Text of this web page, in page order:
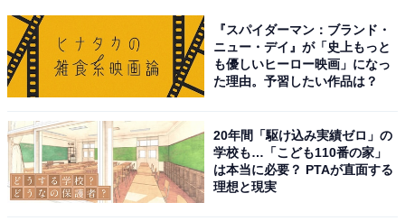
『スパイダーマン：ブランド・
ニュー・デイ』が「史上もっと
も優しいヒーロー映画」になっ
た理由。予習したい作品は？
20年間「駆け込み実績ゼロ」の
学校も…「こども110番の家」
は本当に必要？ PTAが直面する
理想と現実